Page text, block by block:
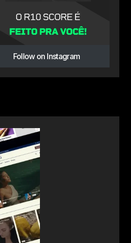
Follow on Instagram